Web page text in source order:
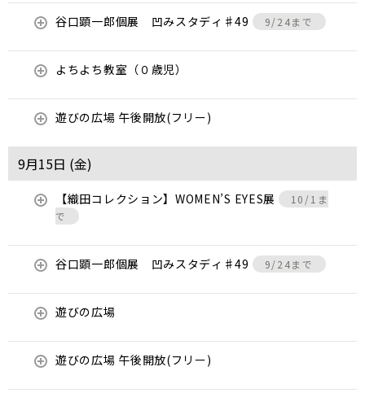
谷口顕一郎個展 凹みスタディ♯49 9/24まで
よちよち教室（０歳児）
遊びの広場 午後開放(フリー)
9月15日 (金)
【織田コレクション】WOMEN’S EYES展
10/1ま
で
谷口顕一郎個展 凹みスタディ♯49 9/24まで
遊びの広場
遊びの広場 午後開放(フリー)